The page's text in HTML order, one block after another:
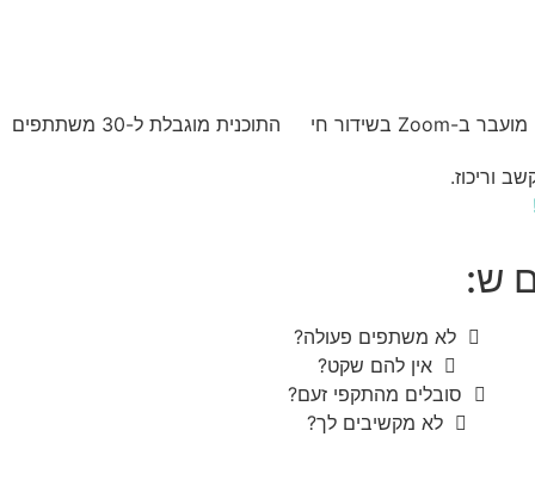
מועבר ב-Zoom בשידור חי התוכנית מוגבלת ל-30 משתתפים
וריכוז.
ש:
לא משתפים פעולה?
אין להם שקט?
סובלים מהתקפי זעם?
לא מקשיבים לך?